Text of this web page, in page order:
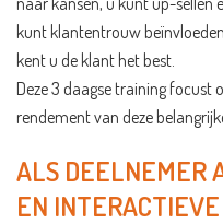
kunt klantentrouw
kent u de klant het best.
Deze 3 daagse training focust
rendement van deze
ALS DEELNEMER
EN